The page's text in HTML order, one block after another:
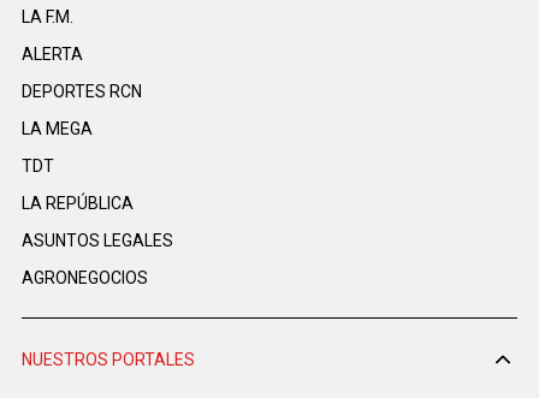
LA F.M.
ALERTA
DEPORTES RCN
LA MEGA
TDT
LA REPÚBLICA
ASUNTOS LEGALES
AGRONEGOCIOS
NUESTROS PORTALES